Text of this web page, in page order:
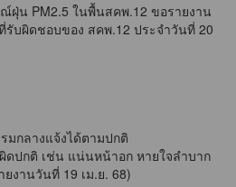
ฝุ่น PM2.5 ในพื้นสคพ.12 ขอรายงาน
บผิดชอบของ สคพ.12 ประจำวันที่ 20
มกลางแจ้งได้ตามปกติ
ดปกติ เช่น แน่นหน้าอก หายใจลำบาก
งานวันที่ 19 เม.ย. 68)